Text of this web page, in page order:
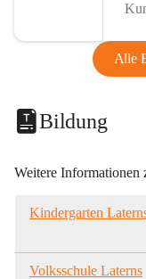
Alle
Bildung
Weitere Informationen
Kindergarten
Volksschule Laterns